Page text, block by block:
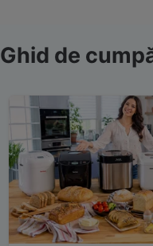
Ghid de